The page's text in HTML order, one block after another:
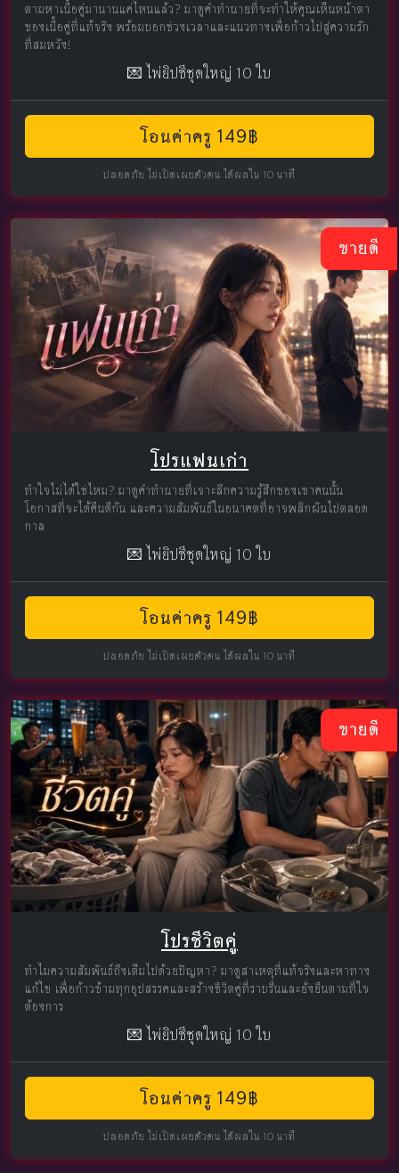
ตามหาเนื้อคู่มานานแค่ไหนแล้ว? มาดูคำทำนายที่จะทำให้คุณเห็นหน้าตา
ของเนื้อคู่ที่แท้จริง พร้อมบอกช่วงเวลาและแนวทางเพื่อก้าวไปสู่ความรัก
ที่สมหวัง!
💌 ไพ่ยิปซีชุดใหญ่ 10 ใบ
โอนค่าครู 149฿
ปลอดภัย ไม่เปิดเผยตัวตน ได้ผลใน 10 นาที
ขายดี
โปรแฟนเก่า
ทำใจไม่ได้ใช่ไหม? มาดูคำทำนายที่เจาะลึกความรู้สึกของเขาคนนั้น
โอกาสที่จะได้คืนดีกัน และความสัมพันธ์ในอนาคตที่อาจพลิกผันไปตลอด
กาล
💌 ไพ่ยิปซีชุดใหญ่ 10 ใบ
โอนค่าครู 149฿
ปลอดภัย ไม่เปิดเผยตัวตน ได้ผลใน 10 นาที
ขายดี
โปรชีวิตคู่
ทำไมความสัมพันธ์ถึงเต็มไปด้วยปัญหา? มาดูสาเหตุที่แท้จริงและหาทาง
แก้ไข เพื่อก้าวข้ามทุกอุปสรรคและสร้างชีวิตคู่ที่ราบรื่นและยั่งยืนตามที่ใจ
ต้องการ
💌 ไพ่ยิปซีชุดใหญ่ 10 ใบ
โอนค่าครู 149฿
ปลอดภัย ไม่เปิดเผยตัวตน ได้ผลใน 10 นาที